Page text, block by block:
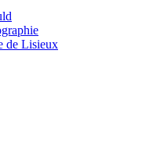
de Lisieux
Gauthier